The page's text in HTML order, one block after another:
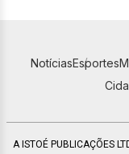
NotíciasEsportes
A ISTOÉ PUBLICAÇÕES